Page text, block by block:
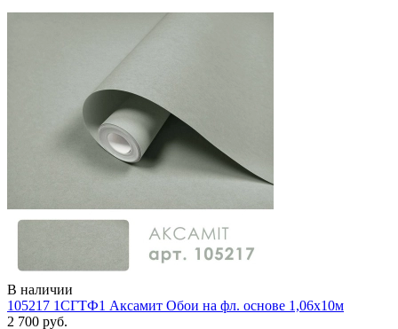
В наличии
105217 1СГТФ1 Аксамит Обои на фл. основе 1,06х10м
2 700 руб.